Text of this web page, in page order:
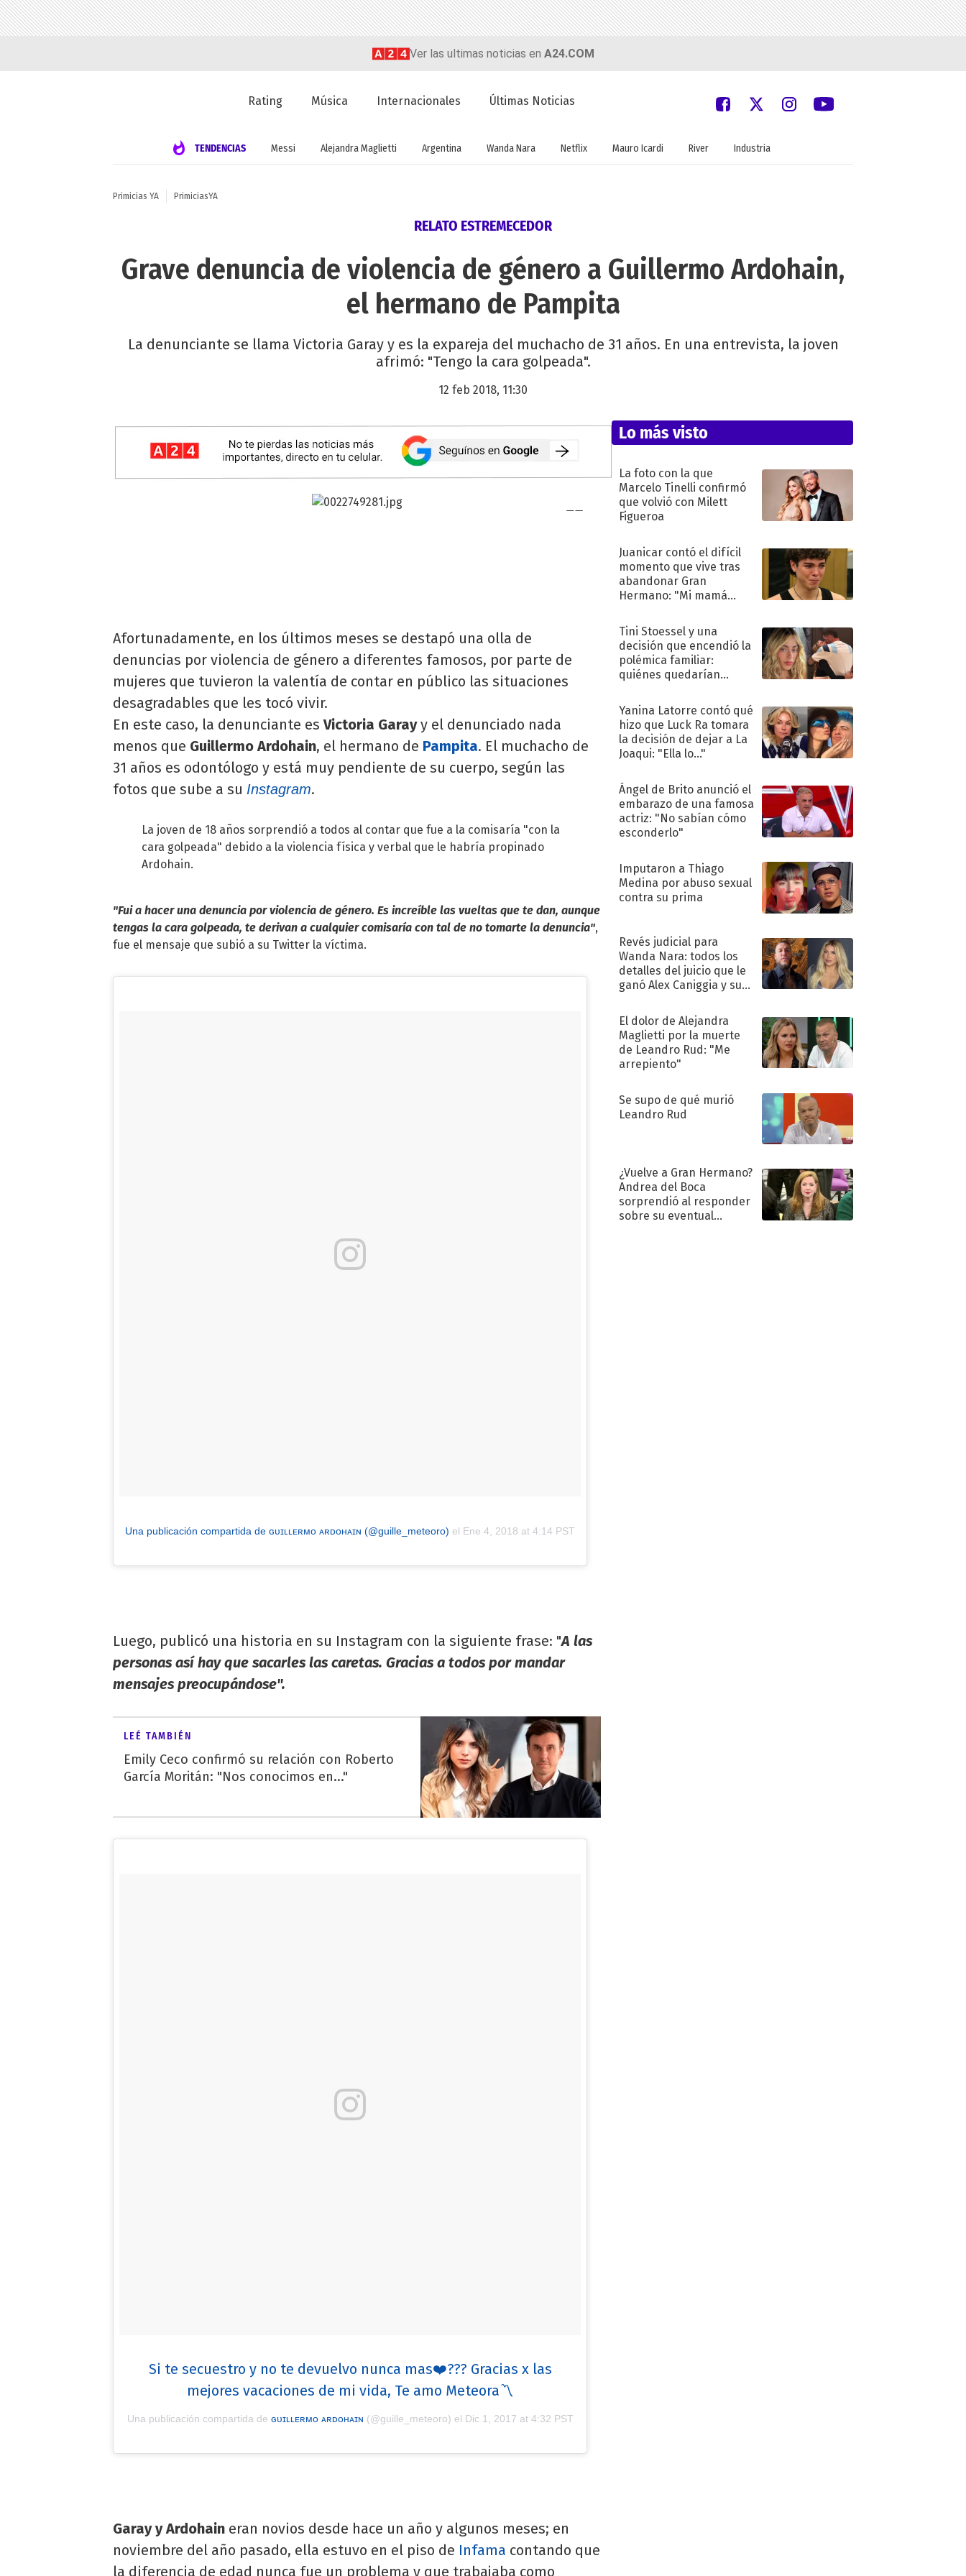
Ver las ultimas noticias en A24.COM
Rating Música Internacionales Últimas Noticias
TENDENCIAS Messi Alejandra Maglietti Argentina Wanda Nara Netflix Mauro Icardi River Industria
Primicias YA PrimiciasYA
RELATO ESTREMECEDOR
Grave denuncia de violencia de género a Guillermo Ardohain,
el hermano de Pampita
La denunciante se llama Victoria Garay y es la expareja del muchacho de 31 años. En una entrevista, la joven
afrimó: "Tengo la cara golpeada".
12 feb 2018, 11:30
Afortunadamente, en los últimos meses se destapó una olla de
denuncias por violencia de género a diferentes famosos, por parte de
mujeres que tuvieron la valentía de contar en público las situaciones
desagradables que les tocó vivir.
En este caso, la denunciante esVictoria Garayy el denunciado nada
menos que Guillermo Ardohain, el hermano de Pampita. El muchacho de
31 años es odontólogo y está muy pendiente de su cuerpo, según las
fotos que sube a su Instagram.
La joven de 18 años sorprendió a todos al contar que fue a la comisaría "con la
cara golpeada" debido a la violencia física y verbal que le habría propinado
Ardohain.
"Fui a hacer una denuncia por violencia de género. Es increíble las vueltas que te dan, aunque
tengas la cara golpeada, te derivan a cualquier comisaría con tal de no tomarte la denuncia",
fue el mensaje que subió a su Twitter la víctima.
Una publicación compartida de ɢᴜɪʟʟᴇʀᴍᴏ ᴀʀᴅᴏʜᴀɪɴ (@guille_meteoro) el Ene 4, 2018 at 4:14 PST
Luego, publicó una historia en su Instagram con la siguiente frase: "A las
personas así hay que sacarles las caretas. Gracias a todos por mandar
mensajes preocupándose".
LEÉ TAMBIÉN
Emily Ceco confirmó su relación con Roberto
García Moritán: "Nos conocimos en..."
Si te secuestro y no te devuelvo nunca mas❤️??? Gracias x las
mejores vacaciones de mi vida, Te amo Meteora〽️
Una publicación compartida de ɢᴜɪʟʟᴇʀᴍᴏ ᴀʀᴅᴏʜᴀɪɴ (@guille_meteoro) el Dic 1, 2017 at 4:32 PST
Garay y Ardohain eran novios desde hace un año y algunos meses; en
noviembre del año pasado, ella estuvo en el piso de Infama contando que
la diferencia de edad nunca fue un problema y que trabajaba como
Lo más visto
La foto con la que
Marcelo Tinelli confirmó
que volvió con Milett
Figueroa
Juanicar contó el difícil
momento que vive tras
abandonar Gran
Hermano: "Mi mamá
Tini Stoessel y una
decisión que encendió la
polémica familiar:
quiénes quedarían
Yanina Latorre contó qué
hizo que Luck Ra tomara
la decisión de dejar a La
Joaqui: "Ella lo..."
Ángel de Brito anunció el
embarazo de una famosa
actriz: "No sabían cómo
esconderlo"
Imputaron a Thiago
Medina por abuso sexual
contra su prima
Revés judicial para
Wanda Nara: todos los
detalles del juicio que le
ganó Alex Caniggia y sus
El dolor de Alejandra
Maglietti por la muerte
de Leandro Rud: "Me
arrepiento"
Se supo de qué murió
Leandro Rud
¿Vuelve a Gran Hermano?
Andrea del Boca
sorprendió al responder
sobre su eventual